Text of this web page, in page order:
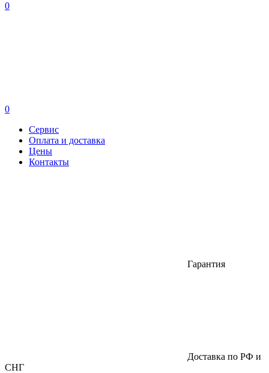
0
0
Сервис
Оплата и доставка
Цены
Контакты
Гарантия
Доставка по РФ и
СНГ